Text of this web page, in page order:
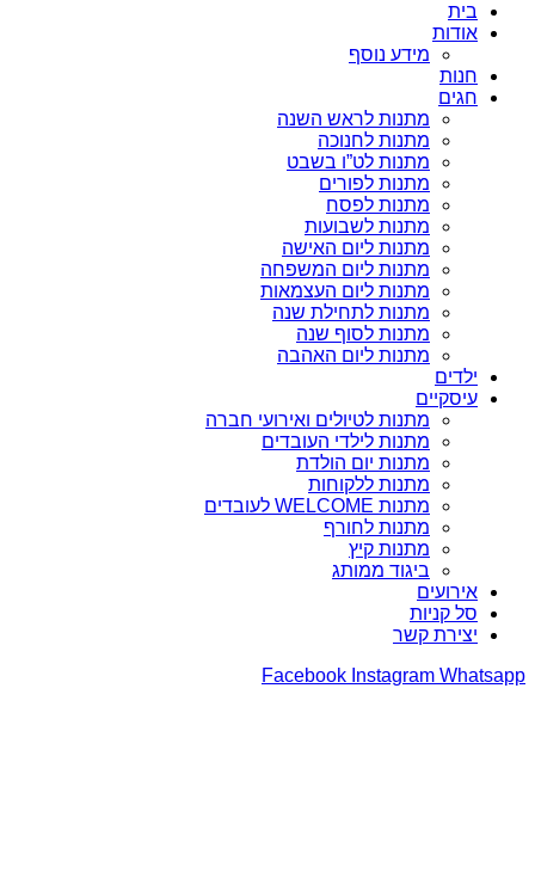
בית
אודות
מידע נוסף
חנות
חגים
מתנות לראש השנה
מתנות לחנוכה
מתנות לט”ו בשבט
מתנות לפורים
מתנות לפסח
מתנות לשבועות
מתנות ליום האישה
מתנות ליום המשפחה
מתנות ליום העצמאות
מתנות לתחילת שנה
מתנות לסוף שנה
מתנות ליום האהבה
ילדים
עיסקיים
מתנות לטיולים ואירועי חברה
מתנות לילדי העובדים
מתנות יום הולדת
מתנות ללקוחות
מתנות WELCOME לעובדים
מתנות לחורף
מתנות קיץ
ביגוד ממותג
אירועים
סל קניות
יצירת קשר
Facebook Instagram Whatsapp